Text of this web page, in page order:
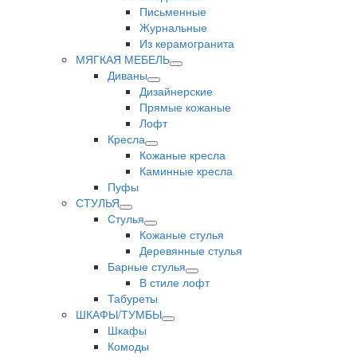
Письменные
Журнальные
Из керамогранита
МЯГКАЯ МЕБЕЛЬ
Диваны
Дизайнерские
Прямые кожаные
Лофт
Кресла
Кожаные кресла
Каминные кресла
Пуфы
СТУЛЬЯ
Стулья
Кожаные стулья
Деревянные стулья
Барные стулья
В стиле лофт
Табуреты
ШКАФЫ/ТУМБЫ
Шкафы
Комоды